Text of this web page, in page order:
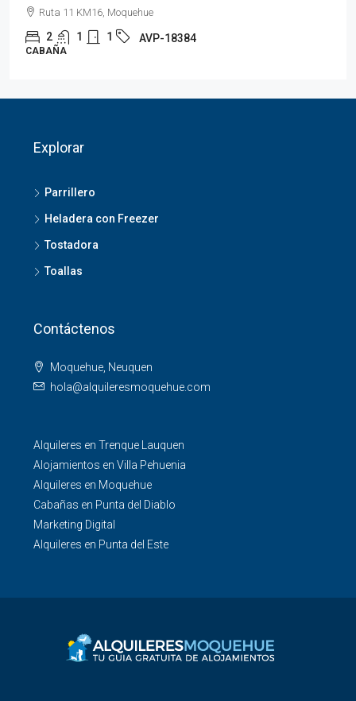
Ruta 11 KM16, Moquehue
2 1 1 AVP-18384
CABAÑA
Explorar
Parrillero
Heladera con Freezer
Tostadora
Toallas
Contáctenos
Moquehue, Neuquen
hola@alquileresmoquehue.com
Alquileres en Trenque Lauquen
Alojamientos en Villa Pehuenia
Alquileres en Moquehue
Cabañas en Punta del Diablo
Marketing Digital
Alquileres en Punta del Este